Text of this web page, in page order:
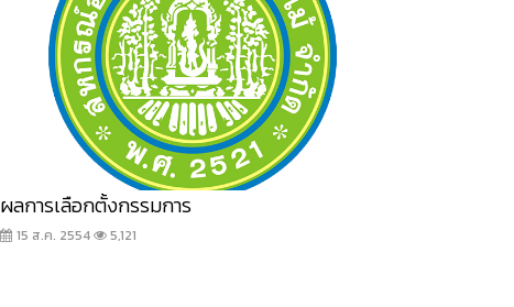
ผลการเลือกตั้งกรรมการ
15 ส.ค. 2554 5,121